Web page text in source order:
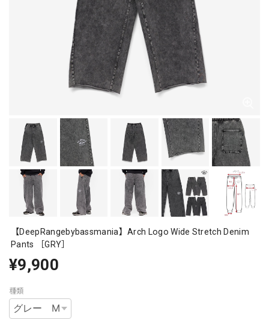
【DeepRangebybassmania】Arch Logo Wide Stretch Denim
Pants ［GRY］
¥9,900
種類